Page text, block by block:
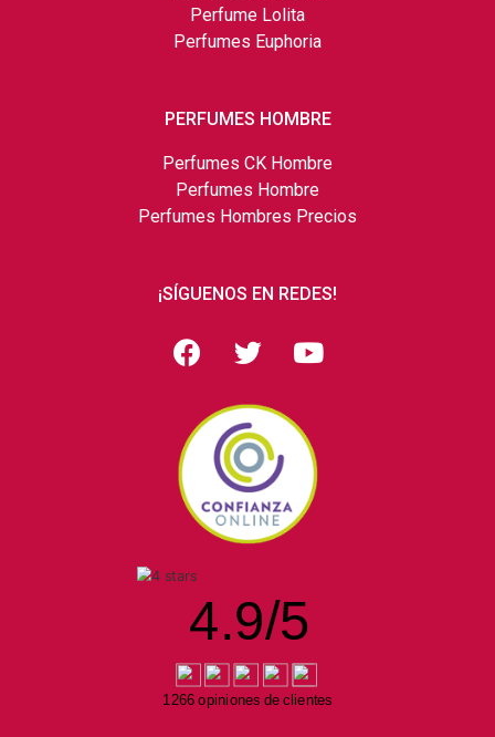
Perfume Lolita
Perfumes Euphoria
PERFUMES HOMBRE
Perfumes CK Hombre
Perfumes Hombre
Perfumes Hombres Precios
¡SÍGUENOS EN REDES!
4.9/5
1266 opiniones de clientes